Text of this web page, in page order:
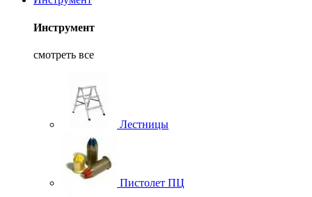
Инструмент
смотреть все
Лестницы
Пистолет ПЦ